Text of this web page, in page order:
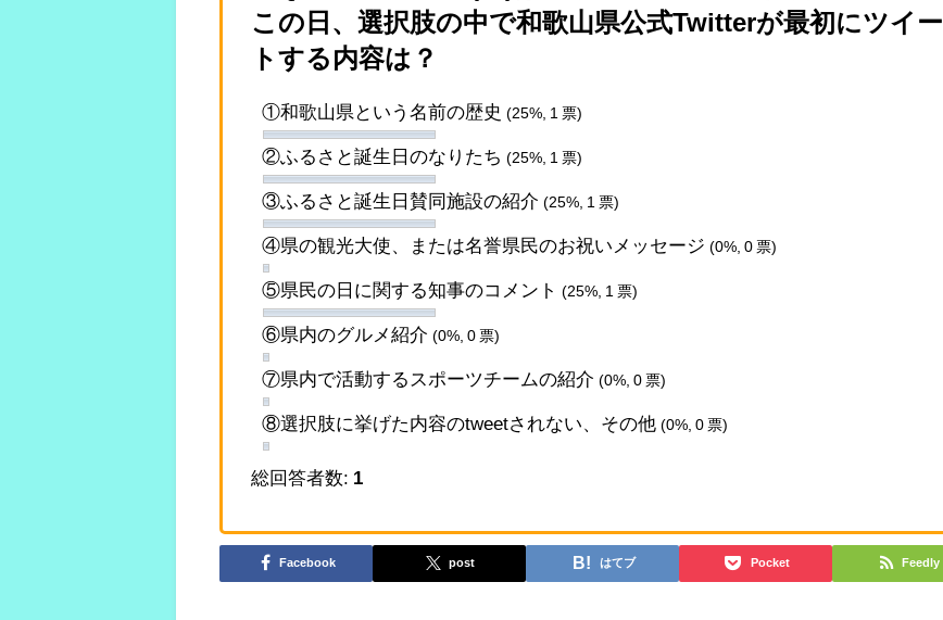
この日、選択肢の中で和歌山県公式Twitterが最初にツイー
トする内容は？
①和歌山県という名前の歴史 (25%, 1 票)
②ふるさと誕生日のなりたち (25%, 1 票)
③ふるさと誕生日賛同施設の紹介 (25%, 1 票)
④県の観光大使、または名誉県民のお祝いメッセージ (0%, 0 票)
⑤県民の日に関する知事のコメント (25%, 1 票)
⑥県内のグルメ紹介 (0%, 0 票)
⑦県内で活動するスポーツチームの紹介 (0%, 0 票)
⑧選択肢に挙げた内容のtweetされない、その他 (0%, 0 票)
総回答者数: 1
Facebook post はてブ Pocket Feedly